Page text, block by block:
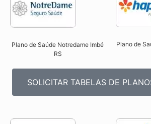
Plano de Saúde Notredame Imbé
RS​
Plano de
SOLICITAR TABELAS DE